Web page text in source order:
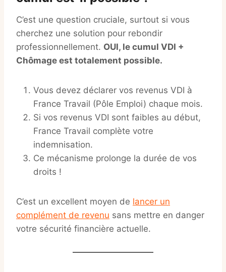
C’est une question cruciale, surtout si vous
cherchez une solution pour rebondir
professionnellement. OUI, le cumul VDI +
Chômage est totalement possible.
Vous devez déclarer vos revenus VDI à
France Travail (Pôle Emploi) chaque mois.
Si vos revenus VDI sont faibles au début,
France Travail complète votre
indemnisation.
Ce mécanisme prolonge la durée de vos
droits !
C’est un excellent moyen de lancer un
complément de revenu sans mettre en danger
votre sécurité financière actuelle.